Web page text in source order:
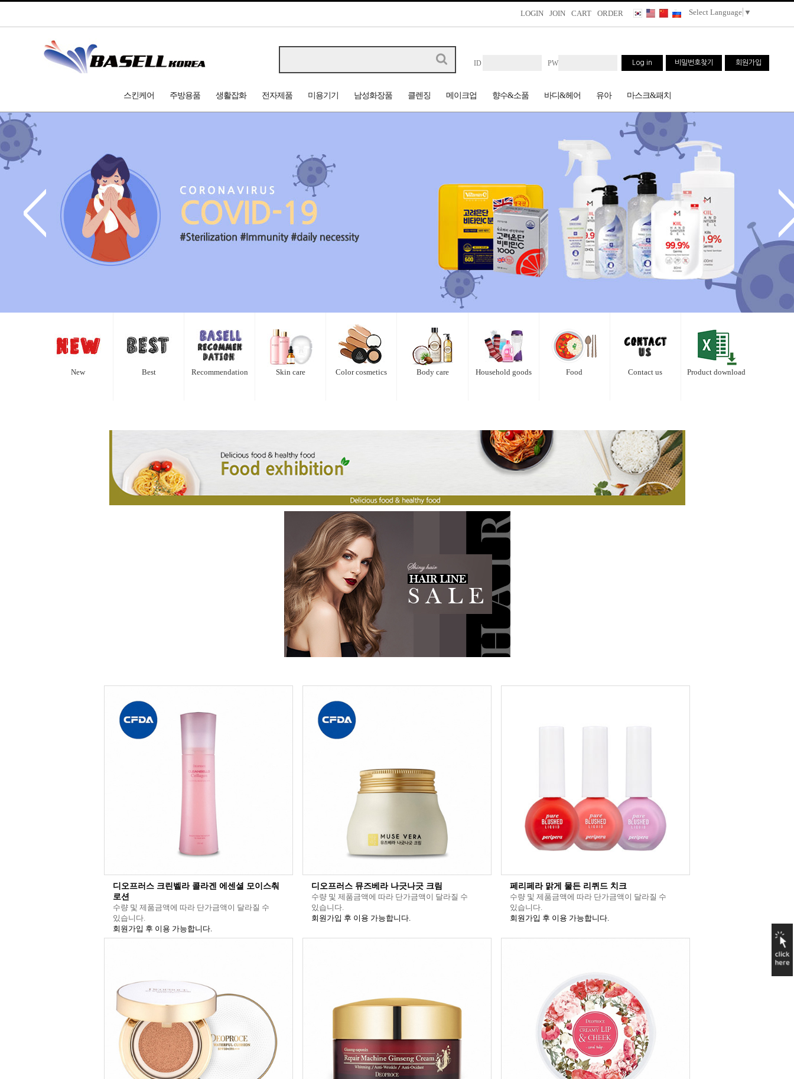
LOGIN JOIN CART ORDER Select Language ▼
ID PW Log in 비밀번호찾기 회원가입
스킨케어 주방용품 생활잡화 전자제품 미용기기 남성화장품 클렌징 메이크업 향수&소품 바디&헤어 유아 마스크&패치
<
New Best Recommendation Skin care Color cosmetics Body care Household goods Food Contact us Product download
디오프러스 크린벨라 콜라겐 에센셜 모이스춰
로션
수량 및 제품금액에 따라 단가금액이 달라질 수
있습니다.
회원가입 후 이용 가능합니다.
디오프러스 뮤즈베라 나긋나긋 크림
수량 및 제품금액에 따라 단가금액이 달라질 수
있습니다.
회원가입 후 이용 가능합니다.
페리페라 맑게 물든 리퀴드 치크
수량 및 제품금액에 따라 단가금액이 달라질 수
있습니다.
회원가입 후 이용 가능합니다.